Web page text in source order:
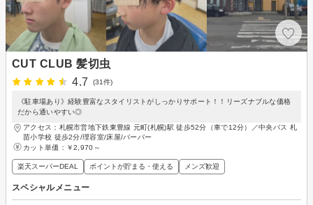
CUT CLUB 髪切虫
4.7
(31件)
《駐車場あり》経験豊富なスタイリストがしっかりサポート！！リーズナブルな価格
だから通いやすい◎
アクセス：札幌市営地下鉄東豊線 元町(札幌)駅 徒歩52分（車で12分）／中央バス 札
苗小学校 徒歩2分/理容室/床屋/バーバー
カット単価： ￥2,970～
楽天スーパーDEAL ポイントが貯まる・使える メンズ歓迎
スペシャルメニュー